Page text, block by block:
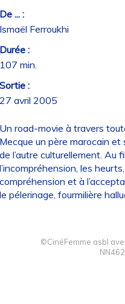
... :
Ferroukhi
:
min.
:
avril 2005
road-movie à travers
un père marocain et
l’autre culturellement. Au
les
et à
pélerinage, fourmilière
©CinéFemme asbl